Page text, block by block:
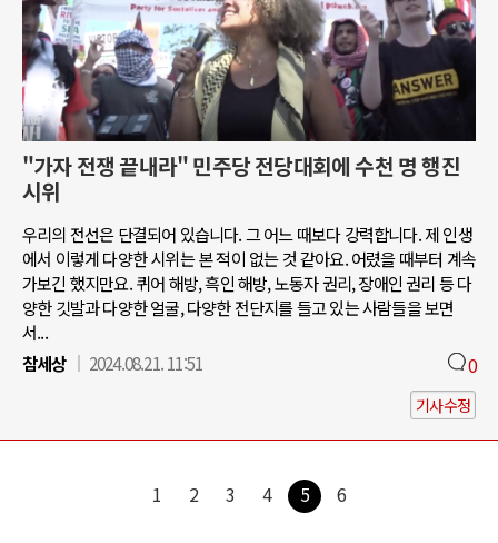
"가자 전쟁 끝내라" 민주당 전당대회에 수천 명 행진
시위
우리의 전선은 단결되어 있습니다. 그 어느 때보다 강력합니다. 제 인생
에서 이렇게 다양한 시위는 본 적이 없는 것 같아요. 어렸을 때부터 계속
가보긴 했지만요. 퀴어 해방, 흑인 해방, 노동자 권리, 장애인 권리 등 다
양한 깃발과 다양한 얼굴, 다양한 전단지를 들고 있는 사람들을 보면
서...
참세상
2024.08.21. 11:51 0
기사수정
1 2 3 4 5 6